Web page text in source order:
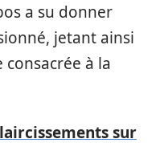
a su donner
jetant ainsi
consacrée à la
sur